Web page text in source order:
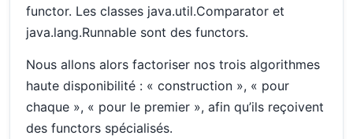
functor. Les classes java.util.Comparator et
java.lang.Runnable sont des functors.
Nous allons alors factoriser nos trois algorithmes
haute disponibilité : « construction », « pour
chaque », « pour le premier », afin qu’ils reçoivent
des functors spécialisés.